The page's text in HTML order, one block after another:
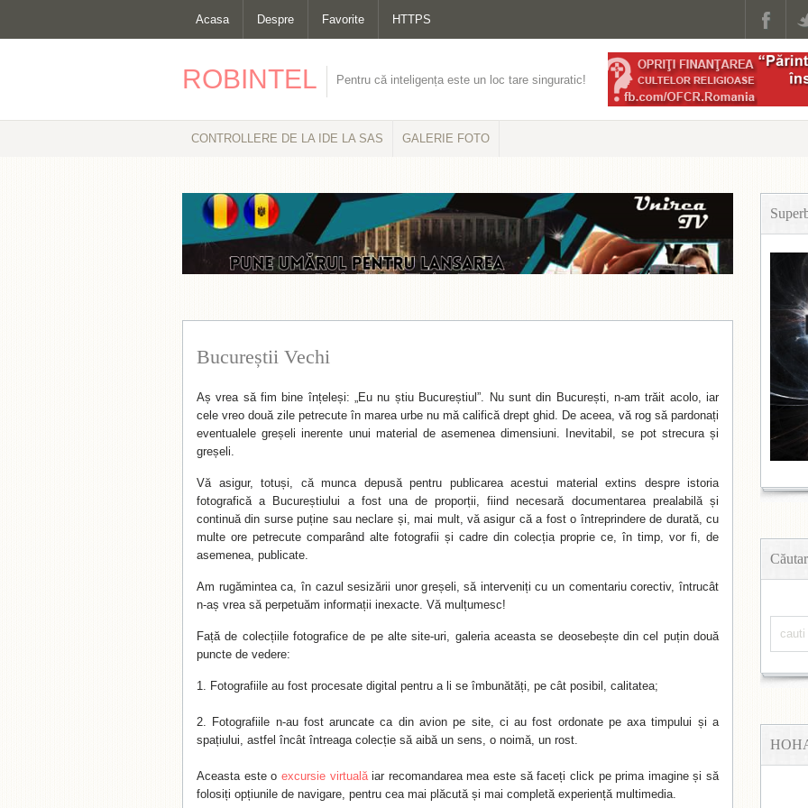
Acasa Despre Favorite HTTPS
ROBINTEL Pentru că inteligența este un loc tare singuratic!
CONTROLLERE DE LA IDE LA SAS GALERIE FOTO
Bucureștii Vechi
Aș vrea să fim bine înțeleși: „Eu nu știu Bucureștiul”. Nu sunt din București, n-am trăit acolo, iar
cele vreo două zile petrecute în marea urbe nu mă califică drept ghid. De aceea, vă rog să pardonați
eventualele greșeli inerente unui material de asemenea dimensiuni. Inevitabil, se pot strecura și
greșeli.
Vă asigur, totuși, că munca depusă pentru publicarea acestui material extins despre istoria
fotografică a Bucureștiului a fost una de proporții, fiind necesară documentarea prealabilă și
continuă din surse puține sau neclare și, mai mult, vă asigur că a fost o întreprindere de durată, cu
multe ore petrecute comparând alte fotografii și cadre din colecția proprie ce, în timp, vor fi, de
asemenea, publicate.
Am rugămintea ca, în cazul sesizării unor greșeli, să interveniți cu un comentariu corectiv, întrucât
n-aș vrea să perpetuăm informații inexacte. Vă mulțumesc!
Față de colecțiile fotografice de pe alte site-uri, galeria aceasta se deosebește din cel puțin două
puncte de vedere:
Fotografiile au fost procesate digital pentru a li se îmbunătăți, pe cât posibil, calitatea;
Fotografiile n-au fost aruncate ca din avion pe site, ci au fost ordonate pe axa timpului și a
spațiului, astfel încât întreaga colecție să aibă un sens, o noimă, un rost.
Aceasta este o excursie virtualăiar recomandarea mea este să faceți click pe prima imagine și să
folosiți opțiunile de navigare, pentru cea mai plăcută și mai completă experiență multimedia.